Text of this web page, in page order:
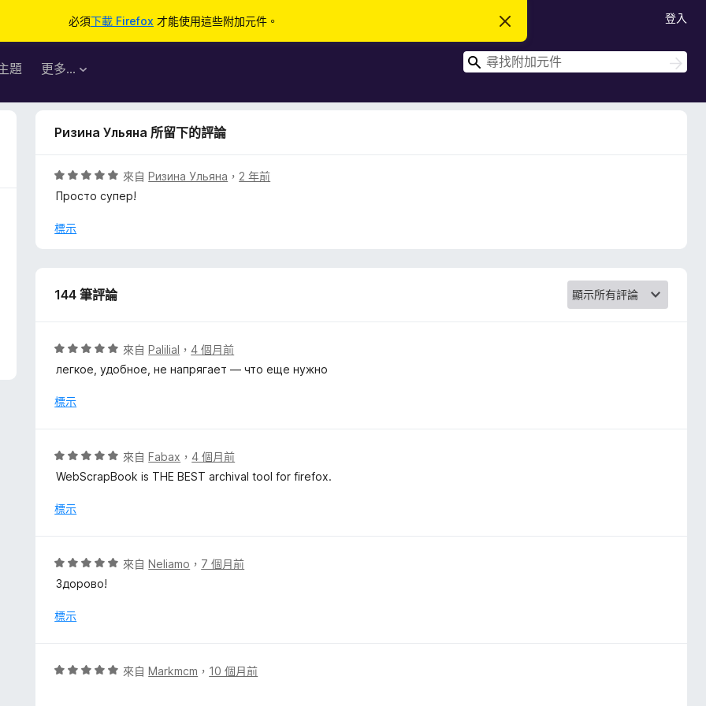
必須下載 Firefox 才能使用這些附加元件。
忽
此
通
知
題 更多…
登入
搜
搜
尋
Ризина Ульяна 所留下的評論
評
價
分
5
來自Ризина Ульяна ， 2 年前
Просто супер!
標示
144 筆評論
評
價
分
分
5
分
來自Palilial ，4 個月前
легкое, удобное, не напрягает — что еще нужно
標示
評
價
分
分
5
分
來自Fabax ，4 個月前
WebScrapBook is THE BEST archival tool for firefox.
標示
評
價
分
分
5
來自Neliamo ， 7 個月前
Здорово!
標示
評
來自Markmcm ， 10 個月前